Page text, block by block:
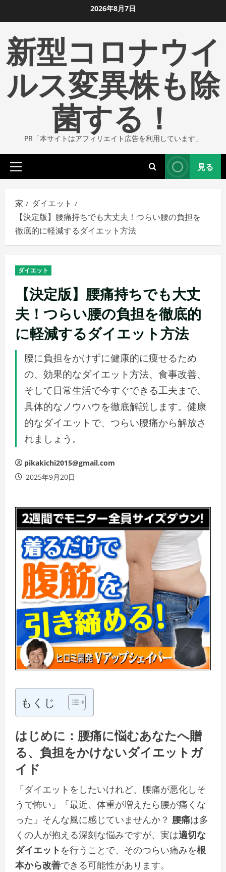
ン
ツ
ま
2026年8月7日
新型コロナウイ
ルス変異株も除
菌する！
PR「本サイトはアフィリエイト広告を利用しています」
プ
イ
マ
リ
メ
ニ
ー
見る
家
ダイエット
【決定版】腰痛持ちでも大丈夫！つらい腰の負担を
徹底的に軽減するダイエット方法
ダイエット
【決定版】腰痛持ちでも大丈
夫！つらい腰の負担を徹底的
に軽減するダイエット方法
腰に負担をかけずに健康的に痩せるため
の、効果的なダイエット方法、食事改善、
そして日常生活で今すぐできる工夫まで、
具体的なノウハウを徹底解説します。健康
的なダイエットで、つらい腰痛から解放さ
れましょう。
pikakichi2015@gmail.com
2025年9月20日
もくじ
はじめに： 腰痛に悩むあなたへ贈
る、 負担をかけないダイエットガ
イド
「ダイエットをしたいけれど、腰痛が悪化しそ
うで怖い」「最近、体重が増えたら腰が痛くな
った」そんな風に感じていませんか？ 腰痛は多
くの人が抱える深刻な悩みですが、実は適切な
ダイエット を行うことで、そのつらい痛みを根
本から改善できる可能性があります。